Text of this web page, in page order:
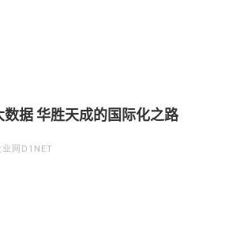
数据 华胜天成的国际化之路
业网D1NET